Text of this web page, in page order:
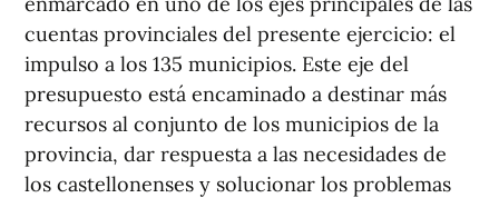
cuentas provinciales del presente ejercicio: el
impulso a los 135 municipios. Este eje del
presupuesto está encaminado a destinar más
recursos al conjunto de los municipios de la
provincia, dar respuesta a las necesidades de
los castellonenses y solucionar los problemas